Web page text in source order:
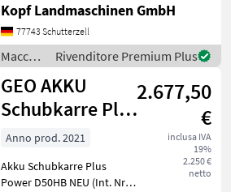
Stage V Baujahr 2019 486
Betriebsstunden 3, 10 m
Hubhöhe / Hubmast
Allradantrieb übe
Kopf Landmaschinen GmbH
77743 Schutterzell
Macchine
edili /
Toyo
Rivenditore Premium Plus
GEO AKKU
Schubkarre Plus
Power D50HB
NEU
2.677,50
€
inclusa IVA
19%
2.250 €
netto
Anno prod. 2021
Akku Schubkarre Plus
Power D50HB NEU (Int. Nr.